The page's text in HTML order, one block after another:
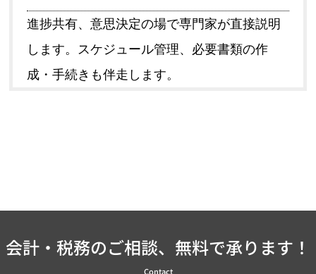
進捗共有、意思決定の場で専門家が直接説明
します。スケジュール管理、必要書類の作
成・手続きも伴走します。
会計・税務のご相談、無料で承ります！
Contact